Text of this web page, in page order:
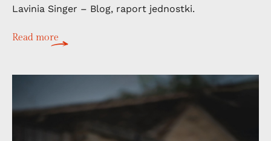
Lavinia Singer – Blog, raport jednostki.
Read more